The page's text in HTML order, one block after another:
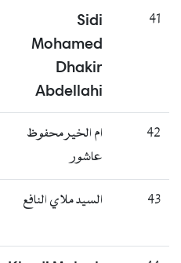
41
Sidi
Mohamed
Dhakir
Abdellahi
42
ام الخير محفوظ
عاشور
43 السيد ملاي النافع